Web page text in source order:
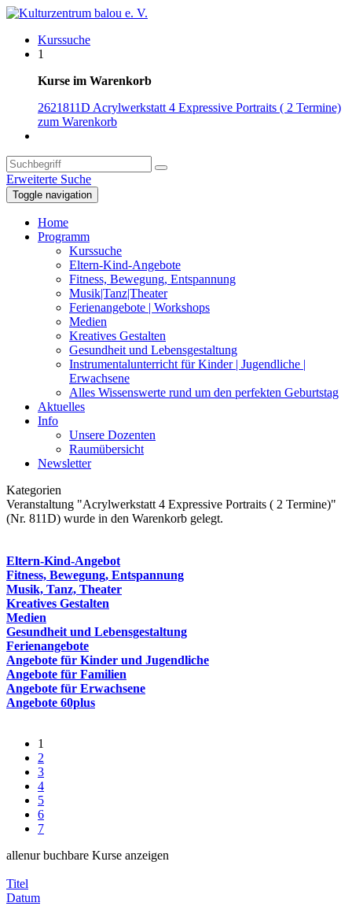
Kurssuche
1
Kurse im Warenkorb
2621811D Acrylwerkstatt 4 Expressive Portraits ( 2 Termine)
zum Warenkorb
Erweiterte Suche
Toggle navigation
Home
Programm
Kurssuche
Eltern-Kind-Angebote
Fitness, Bewegung, Entspannung
Musik|Tanz|Theater
Ferienangebote | Workshops
Medien
Kreatives Gestalten
Gesundheit und Lebensgestaltung
Instrumentalunterricht für Kinder | Jugendliche |
Erwachsene
Alles Wissenswerte rund um den perfekten Geburtstag
Aktuelles
Info
Unsere Dozenten
Raumübersicht
Newsletter
Kategorien
Veranstaltung "Acrylwerkstatt 4 Expressive Portraits ( 2 Termine)"
(Nr. 811D) wurde in den Warenkorb gelegt.
Eltern-Kind-Angebot
Fitness, Bewegung, Entspannung
Musik, Tanz, Theater
Kreatives Gestalten
Medien
Gesundheit und Lebensgestaltung
Ferienangebote
Angebote für Kinder und Jugendliche
Angebote für Familien
Angebote für Erwachsene
Angebote 60plus
1
2
3
4
5
6
7
allenur buchbare Kurse anzeigen
Titel
Datum